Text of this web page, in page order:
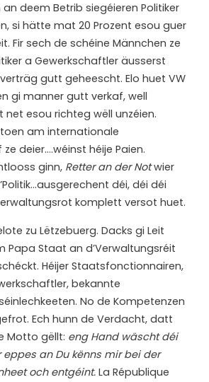
deem Betrib siegéieren Politiker
si hätte mat 20 Prozent esou guer
Fir sech de schéine Männchen ze
a Gewerkschaftler äusserst
gutt geheescht. Elo huet VW
gi manner gutt verkaf, well
net esou richteg wëll unzéien.
am internationale
deier….wéinst héije Paien.
ginn, Retter an der Notwier
déi, déi déi
komplett versot huet.
zu Lëtzebuerg. Dacks gi Leit
Papa Staat an d’Verwaltungsréit
Héijer Staatsfonctionnairen,
bekannte
No de Kompetenzen
Ech hunn de Verdacht, datt
Motto gëllt: eng Hand wäscht déi
eppes an Du kënns mir bei der
och entgéint. La République